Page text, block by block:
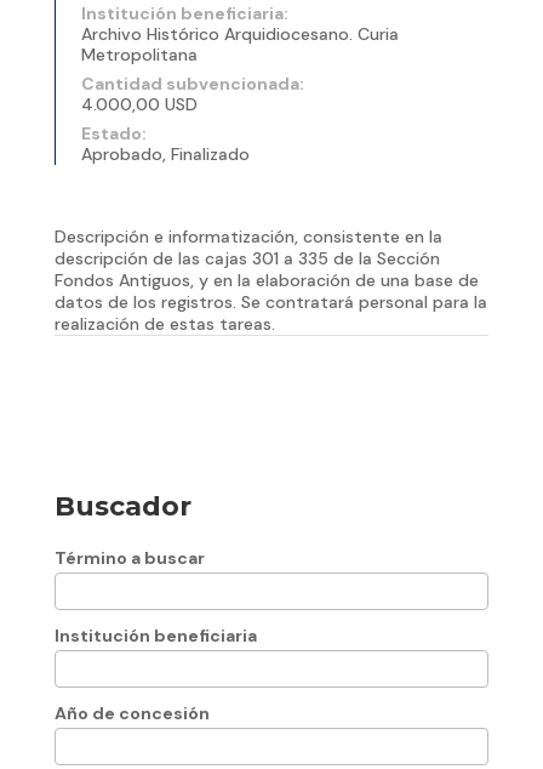
Institución beneficiaria:
Archivo Histórico Arquidiocesano. Curia
Metropolitana
Cantidad subvencionada:
4.000,00 USD
Estado:
Aprobado, Finalizado
Descripción e informatización, consistente en la
descripción de las cajas 301 a 335 de la Sección
Fondos Antiguos, y en la elaboración de una base de
datos de los registros. Se contratará personal para la
realización de estas tareas.
Buscador
Término a buscar
Institución beneficiaria
Año de concesión